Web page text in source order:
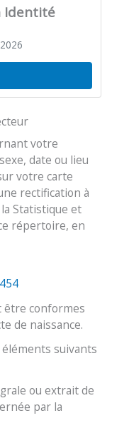
Identité
votre
date ou lieu
votre carte
rectification à
la Statistique et
répertoire, en
être conformes
de naissance.
suivants
ou extrait de
par la